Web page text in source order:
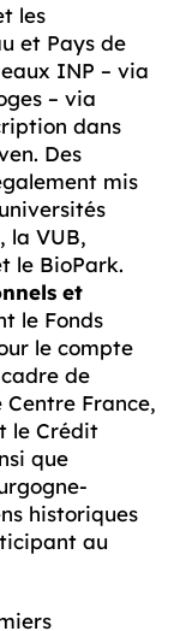
les
et Pays de
INP – via
– via
dans
Des
mis
la VUB,
le BioPark.
et
le Fonds
le compte
de
Centre France,
le Crédit
que
historiques
au